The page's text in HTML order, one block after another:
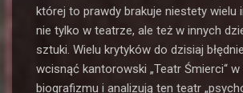
której to prawdy brakuje niestety wielu
nie tylko w teatrze, ale też w innych
sztuki. Wielu krytyków do dzisiaj
wcisnąć kantorowski „Teatr Śmierci“
biografizmu i analizują ten teatr